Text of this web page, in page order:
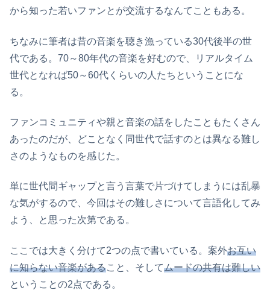
から知った若いファンとが交流するなんてこともある。
ちなみに筆者は昔の音楽を聴き漁っている30代後半の世
代である。70～80年代の音楽を好むので、リアルタイム
世代となれば50～60代くらいの人たちということにな
る。
ファンコミュニティや親と音楽の話をしたこともたくさん
あったのだが、どことなく同世代で話すのとは異なる難し
さのようなものを感じた。
単に世代間ギャップと言う言葉で片づけてしまうには乱暴
な気がするので、今回はその難しさについて言語化してみ
よう、と思った次第である。
ここでは大きく分けて2つの点で書いている。案外お互い
に知らない音楽があること、そしてムードの共有は難しい
ということの2点である。